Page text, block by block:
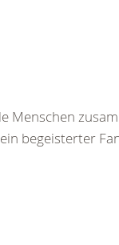
Menschen
begeisterter